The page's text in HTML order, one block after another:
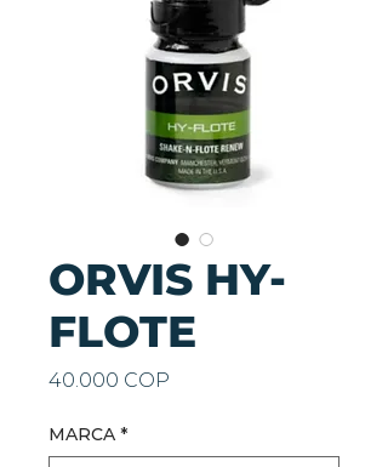
ORVIS HY-
FLOTE
40.000 COP
MARCA *